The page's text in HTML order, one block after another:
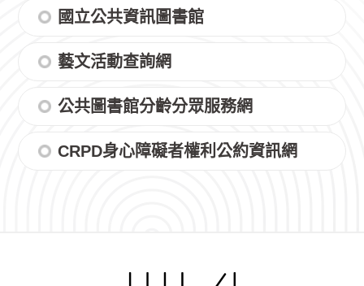
國立公共資訊圖書館
藝文活動查詢網
公共圖書館分齡分眾服務網
CRPD身心障礙者權利公約資訊網